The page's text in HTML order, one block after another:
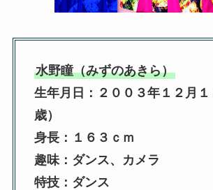
水野瞳（みずのあきら）
生年月日：２００３年１２月１
歳）
身長：１６３ｃｍ
趣味：ダンス、カメラ
特技：ダンス